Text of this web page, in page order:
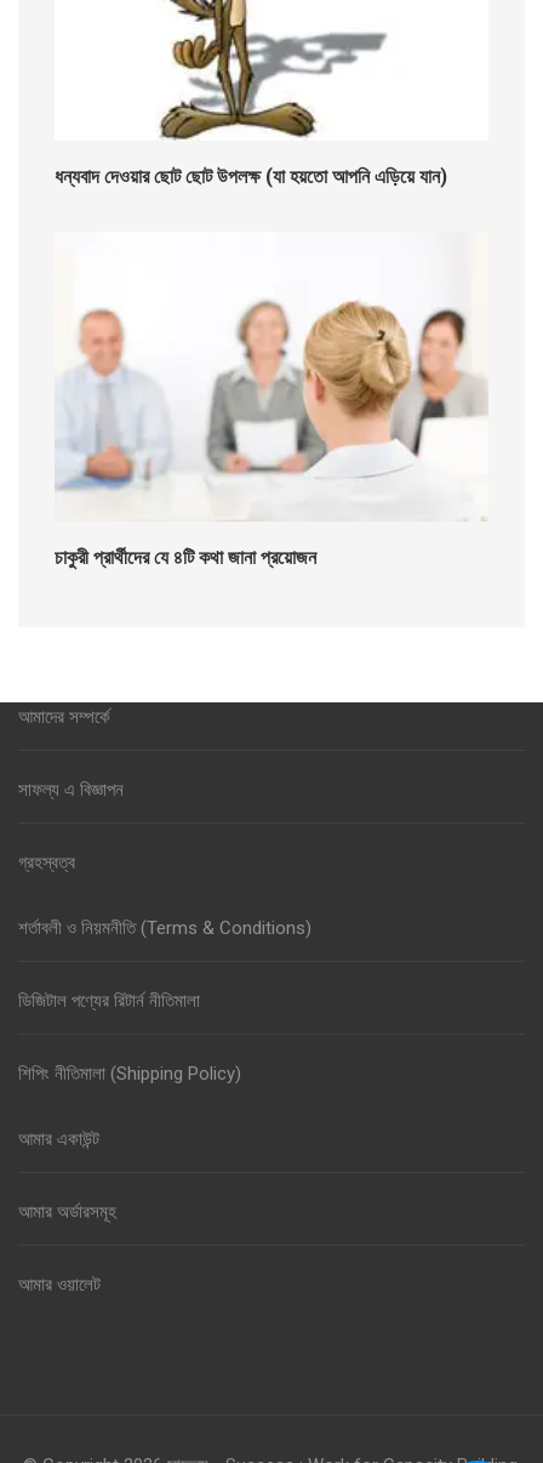
ধন্যবাদ দেওয়ার ছোট ছোট উপলক্ষ (যা হয়তো আপনি এড়িয়ে যান)
চাকুরী প্রার্থীদের যে ৪টি কথা জানা প্রয়োজন
আমাদের সম্পর্কে
সাফল্য এ বিজ্ঞাপন
গ্রহস্বত্ব
শর্তাবলী ও নিয়মনীতি (Terms & Conditions)
ডিজিটাল পণ্যের রিটার্ন নীতিমালা
শিপিং নীতিমালা (Shipping Policy)
আমার একাউন্ট
আমার অর্ডারসমূহ
আমার ওয়ালেট